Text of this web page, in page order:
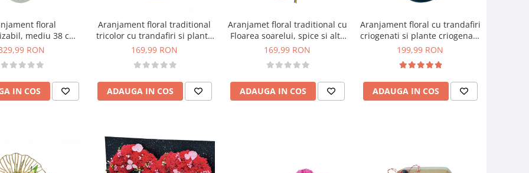
floral
mediu 38 cm,
/ pomisor cu
si uscate in
(Multicolor)
RON
IN COS
Aranjament floral traditional
tricolor cu trandafiri si plante
naturale criogenate (Albastru
169,99 RON
ADAUGA IN COS
Aranjamet floral traditional cu
Floarea soarelui, spice si alte
plante stabilizate (Multicolor)
169,99 RON
ADAUGA IN COS
Aranjament floral cu trandafiri
criogenati si plante criogenate
(Multicolor)
199,99 RON
ADAUGA IN COS